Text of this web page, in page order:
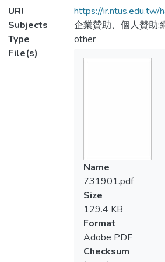
URI
https://
Subjects
企業贊助、個人贊助;
Type
other
File(s)
Name
731901.pdf
Size
129.4 KB
Format
Adobe PDF
Checksum